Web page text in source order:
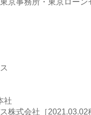
社
株式会社［2021.03.02